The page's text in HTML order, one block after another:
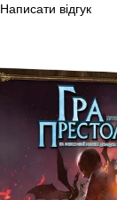
Написати відгук